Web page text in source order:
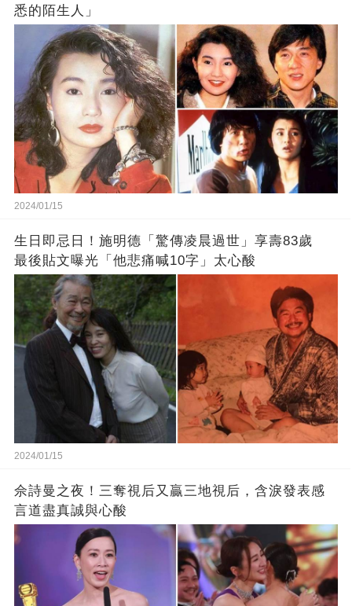
悉的陌生人」
2024/01/15
生日即忌日！施明德「驚傳凌晨過世」享壽83歲
最後貼文曝光「他悲痛喊10字」太心酸
2024/01/15
佘詩曼之夜！三奪視后又贏三地視后，含淚發表感
言道盡真誠與心酸